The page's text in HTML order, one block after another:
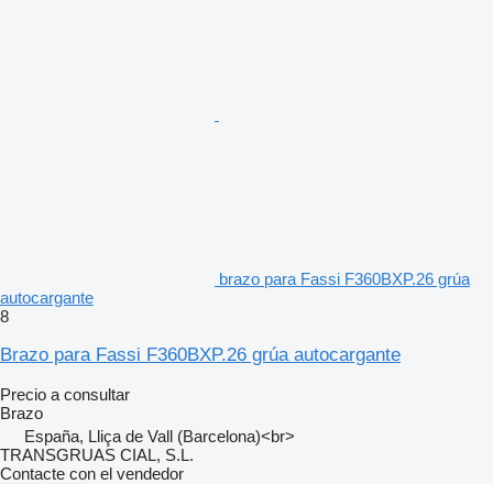
brazo para Fassi F360BXP.26 grúa
autocargante
8
Brazo para Fassi F360BXP.26 grúa autocargante
Precio a consultar
Brazo
España, Lliça de Vall (Barcelona)<br>
TRANSGRUAS CIAL, S.L.
Contacte con el vendedor